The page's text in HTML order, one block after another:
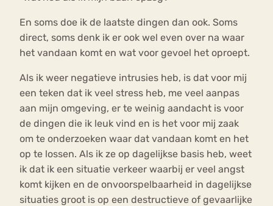
En soms doe ik de laatste dingen dan ook. Soms
direct, soms denk ik er ook wel even over na waar
het vandaan komt en wat voor gevoel het oproept.
Als ik weer negatieve intrusies heb, is dat voor mij
een teken dat ik veel stress heb, me veel aanpas
aan mijn omgeving, er te weinig aandacht is voor
de dingen die ik leuk vind en is het voor mij zaak
om te onderzoeken waar dat vandaan komt en het
op te lossen. Als ik ze op dagelijkse basis heb, weet
ik dat ik een situatie verkeer waarbij er veel angst
komt kijken en de onvoorspelbaarheid in dagelijkse
situaties groot is op een destructieve of gevaarlijke